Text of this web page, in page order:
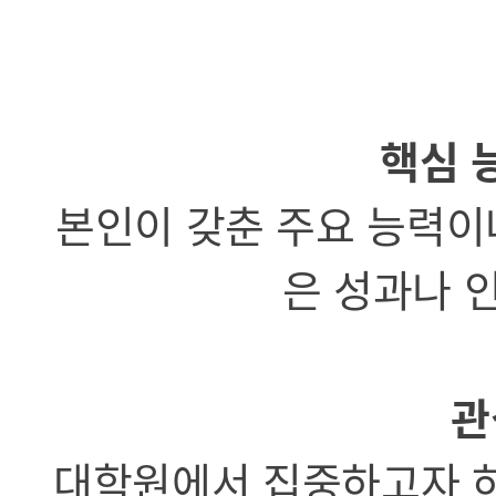
핵심
본인이 갖춘 주요 능력
은 성과나
대학원에서 집중하고자